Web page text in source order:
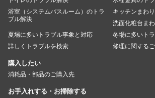
浴室（システムバスルーム）のトラ
ブル解決
キッチンまわ
洗面化粧台ま
夏場に多いトラブル事象と対応
冬場に多いト
詳しくトラブルを検索
修理に関する
購入したい
消耗品・部品のご購入先
お手入れする・お掃除する